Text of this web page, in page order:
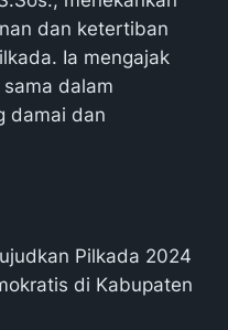
dan ketertiban
Ia mengajak
dalam
damai dan
Pilkada 2024
di Kabupaten